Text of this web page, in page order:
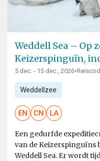
Weddell Sea – Op
Keizerspinguïn,
5 dec. - 15 dec., 2026•
Weddellzee
EN CN LA
Een gedurfde
van de Keizerspinguïns
Weddell Sea. Er wordt